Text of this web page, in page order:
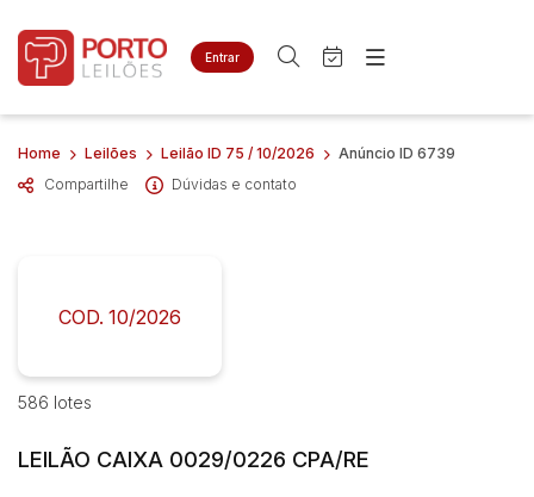
Entrar
Criar conta Entrar
Site
Agenda
Quem Somos
Busca por palavra-chave
Bairro
Judiciais Extrajudiciais
Home
Quem Somos
Home Leilões Leilão ID 75 / 10/2026
Anúncio ID 6739
Compartilhe
Dúvidas e contato
COD. 10/2026
586 lotes
LEILÃO CAIXA 0029/0226 CPA/RE